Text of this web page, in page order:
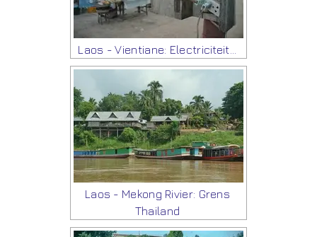
Laos - Vientiane: Electriciteit...
Laos - Mekong Rivier: Grens
Thailand